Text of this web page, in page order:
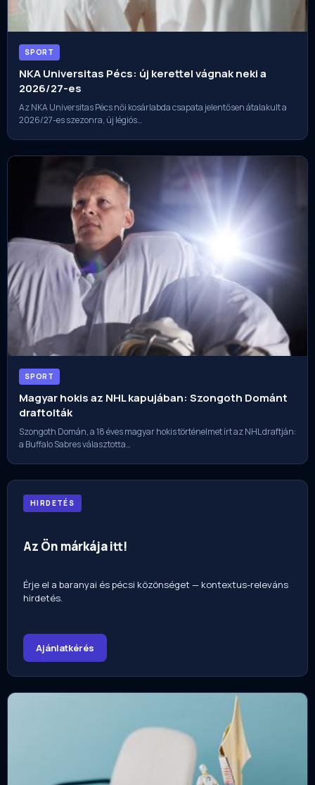
SPORT
NKA Universitas Pécs: új kerettel vágnak neki a
2026/27-es
Az NKA Universitas Pécs női kosárlabda csapata jelentősen átalakult a
2026/27-es szezonra, új légiós…
SPORT
Magyar hokis az NHL kapujában: Szongoth Dománt
draftolták
Szongoth Domán, a 18 éves magyar hokis történelmet írt az NHL draftján:
a Buffalo Sabres választotta…
HIRDETÉS
Az Ön márkája itt!
Érje el a baranyai és pécsi közönséget — kontextus-releváns
hirdetés.
Ajánlatkérés